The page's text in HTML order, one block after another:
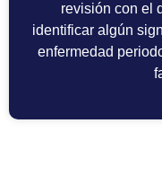
revisión con el
identificar algún
enfermedad